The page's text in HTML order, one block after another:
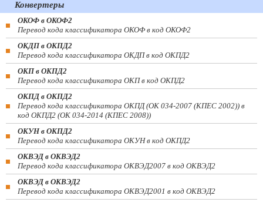
Конвертеры
ОКОФ в ОКОФ2
Перевод кода классификатора ОКОФ в код ОКОФ2
ОКДП в ОКПД2
Перевод кода классификатора ОКДП в код ОКПД2
ОКП в ОКПД2
Перевод кода классификатора ОКП в код ОКПД2
ОКПД в ОКПД2
Перевод кода классификатора ОКПД (ОК 034-2007 (КПЕС 2002)) в
код ОКПД2 (ОК 034-2014 (КПЕС 2008))
ОКУН в ОКПД2
Перевод кода классификатора ОКУН в код ОКПД2
ОКВЭД в ОКВЭД2
Перевод кода классификатора ОКВЭД2007 в код ОКВЭД2
ОКВЭД в ОКВЭД2
Перевод кода классификатора ОКВЭД2001 в код ОКВЭД2